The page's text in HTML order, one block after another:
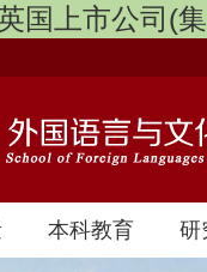
国上市公司(
本科教育 研